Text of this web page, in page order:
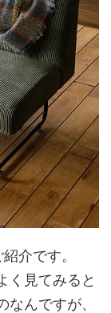
介です。
く見てみると
んですが、